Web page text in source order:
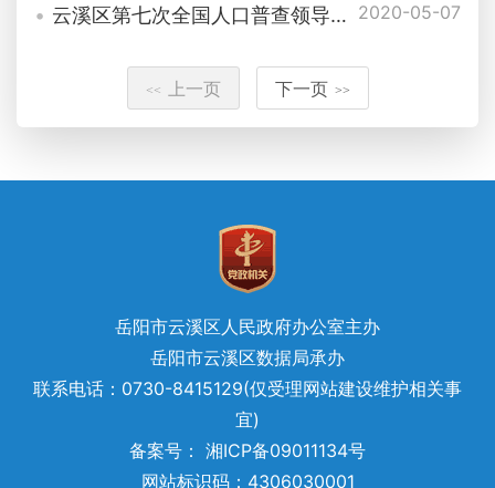
云溪区第七次全国人口普查领导小组办公室组成人员及内设工作组职责分工 2020-05-07
<< 上一页 下一页 >>
岳阳市云溪区人民政府办公室主办
岳阳市云溪区数据局承办
联系电话：0730-8415129(仅受理网站建设维护相关事
宜)
备案号： 湘ICP备09011134号
网站标识码：4306030001